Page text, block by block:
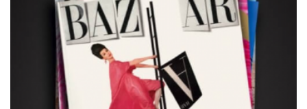
格，而Demna Gvasalia所呈現的成果，再次向時尚界證
明不論是成衣還是高級製服，他都是個不容忽視的設計